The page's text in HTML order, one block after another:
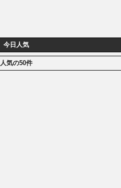
今日人気
人気の50件